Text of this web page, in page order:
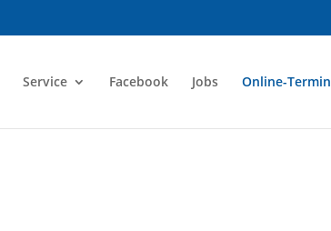
Service Facebook Jobs Online-Termin